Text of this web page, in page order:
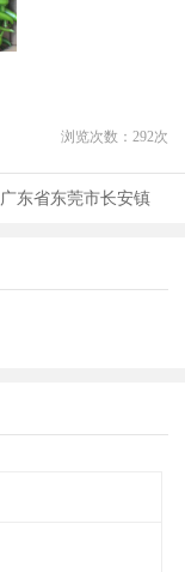
浏览次数： 292次
广东省东莞市长安镇